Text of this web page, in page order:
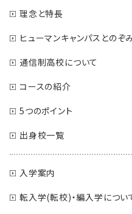
理念と特長
ヒューマンキャンパスとのぞ
通信制高校について
コースの紹介
5つのポイント
出身校一覧
入学案内
転入学(転校)・編入学につい